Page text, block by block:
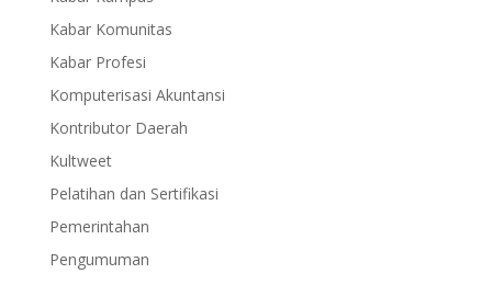
Kabar Komunitas
Kabar Profesi
Komputerisasi Akuntansi
Kontributor Daerah
Kultweet
Pelatihan dan Sertifikasi
Pemerintahan
Pengumuman